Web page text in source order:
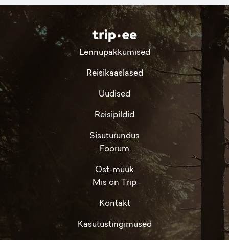
Lennupakkumised
Reisikaaslased
Uudised
Reisipildid
Sisuturundus
Foorum
Ost-müük
Mis on Trip
Kontakt
Kasutustingimused